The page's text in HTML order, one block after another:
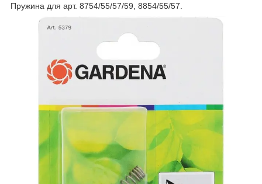
Пружина для арт. 8754/55/57/59, 8854/55/57.